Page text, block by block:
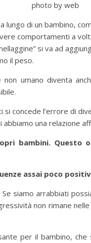
photo by web
lungo di un bambino,
comportamenti a
si va ad
il peso.
umano diventa
concede l’errore di
abbiamo una relazione
bambini. Questo
assai poco
Se siamo arrabbiati
non rimane
per il bambino,